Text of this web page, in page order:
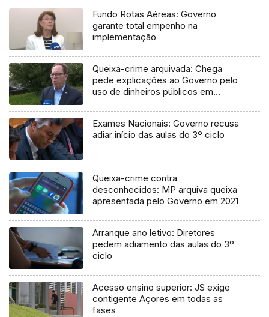
Fundo Rotas Aéreas: Governo
garante total empenho na
implementação
Queixa-crime arquivada: Chega
pede explicações ao Governo pelo
uso de dinheiros públicos em
Exames Nacionais: Governo recusa
adiar início das aulas do 3º ciclo
Queixa-crime contra
desconhecidos: MP arquiva queixa
apresentada pelo Governo em 2021
Arranque ano letivo: Diretores
pedem adiamento das aulas do 3º
ciclo
Acesso ensino superior: JS exige
contigente Açores em todas as
fases